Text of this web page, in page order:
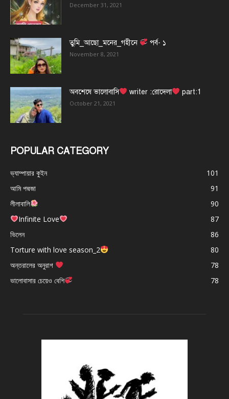
December 31, 2021
তুমি_আছো_মনের_গহীনে পর্ব- ১
November 8, 2021
অবশেষে ভালোবাসি writer :রোদেলা part:1
October 21, 2021
POPULAR CATEGORY
ভ্যাম্পায়ার কুইন
101
আমি পদ্মজা
91
লীলাবালি
90
Infinite Love
87
ভিলেন
86
Torture with love season_2
80
অন্তরালের অনুরাগ
78
ভালোবাসার চেয়েও বেশি
78